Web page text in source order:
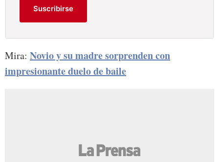
Suscribirse
Mira: Novio y su madre sorprenden con
impresionante duelo de baile